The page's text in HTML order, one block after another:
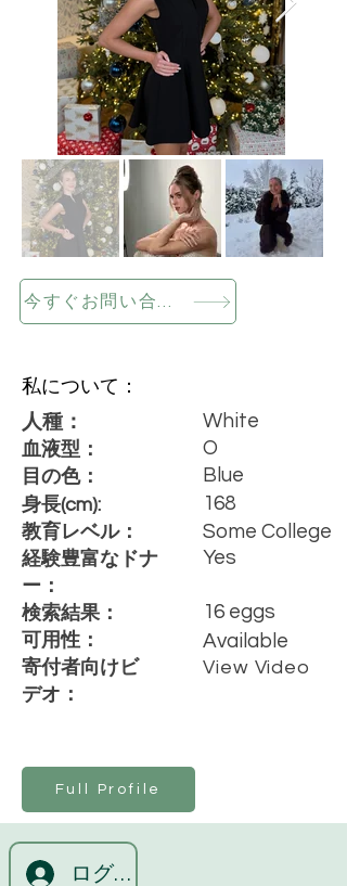
私について：
人種：
血液型：
目の色：
身長(cm):
教育レベル：
経験豊富なドナ
ー：
検索結果：
可用性：
寄付者向けビ
デオ：
White
O
Blue
168
Some College
Yes
16 eggs
Available
View Video
Full Profile
ログイン